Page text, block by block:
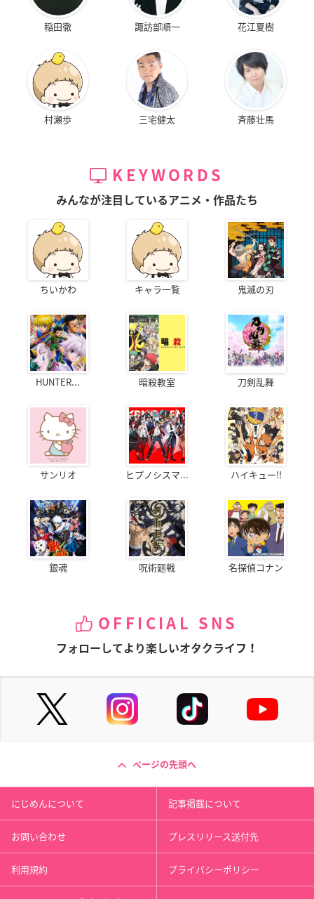
稲田徹 諏訪部順一 花江夏樹
村瀬歩 三宅健太 斉藤壮馬
KEYWORDS
みんなが注目しているアニメ・作品たち
ちいかわ キャラ一覧 鬼滅の刃
HUNTER... 暗殺教室 刀剣乱舞
サンリオ ヒプノシスマ... ハイキュー!!
銀魂 呪術廻戦 名探偵コナン
OFFICIAL SNS
フォローしてより楽しいオタクライフ！
ページの先頭へ
にじめんについて 記事掲載について
お問い合わせ プレスリリース送付先
利用規約 プライバシーポリシー